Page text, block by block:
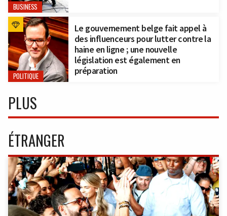
BUSINESS
POLITIQUE
Le gouvernement belge fait appel à
des influenceurs pour lutter contre la
haine en ligne ; une nouvelle
législation est également en
préparation
PLUS
ÉTRANGER